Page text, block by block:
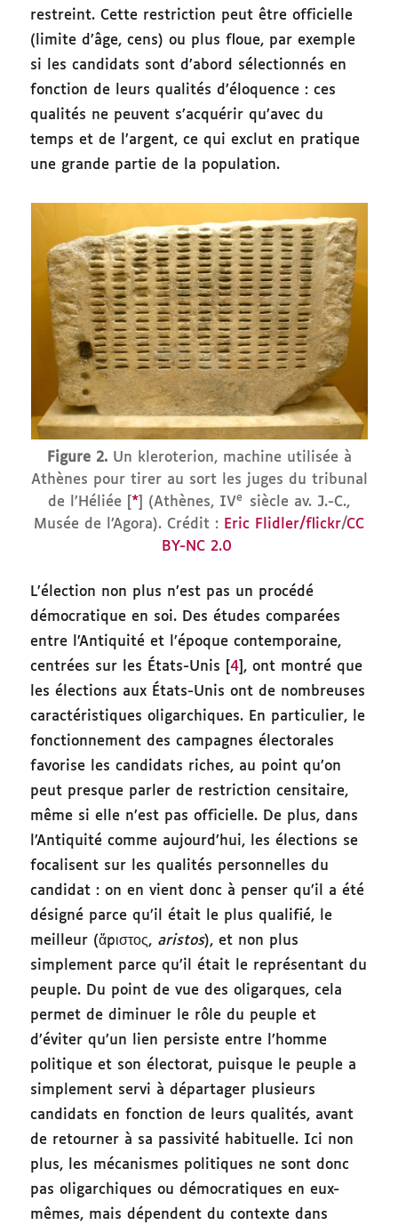
restreint. Cette restriction peut être officielle
(limite d’âge, cens) ou plus floue, par exemple
si les candidats sont d’abord sélectionnés en
fonction de leurs qualités d’éloquence : ces
qualités ne peuvent s’acquérir qu’avec du
temps et de l’argent, ce qui exclut en pratique
une grande partie de la population.
Figure 2. Un kleroterion, machine utilisée à
Athènes pour tirer au sort les juges du tribunal
de l’Héliée [ * ] (Athènes, IVe siècle av. J.-C.,
Musée de l’Agora). Crédit : Eric Flidler/flickr/CC
BY-NC 2.0
L’élection non plus n’est pas un procédé
démocratique en soi. Des études comparées
entre l’Antiquité et l’époque contemporaine,
centrées sur les États-Unis [4 ], ont montré que
les élections aux États-Unis ont de nombreuses
caractéristiques oligarchiques. En particulier, le
fonctionnement des campagnes électorales
favorise les candidats riches, au point qu’on
peut presque parler de restriction censitaire,
même si elle n’est pas officielle. De plus, dans
l’Antiquité comme aujourd’hui, les élections se
focalisent sur les qualités personnelles du
candidat : on en vient donc à penser qu’il a été
désigné parce qu’il était le plus qualifié, le
meilleur (ἄριστος, aristos), et non plus
simplement parce qu’il était le représentant du
peuple. Du point de vue des oligarques, cela
permet de diminuer le rôle du peuple et
d’éviter qu’un lien persiste entre l’homme
politique et son électorat, puisque le peuple a
simplement servi à départager plusieurs
candidats en fonction de leurs qualités, avant
de retourner à sa passivité habituelle. Ici non
plus, les mécanismes politiques ne sont donc
pas oligarchiques ou démocratiques en eux-
mêmes, mais dépendent du contexte dans